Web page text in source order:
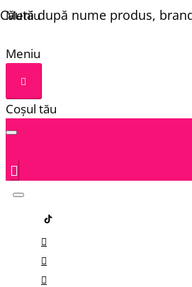
Meniu
Meniu
Coșul tău
Căută după nume produs,